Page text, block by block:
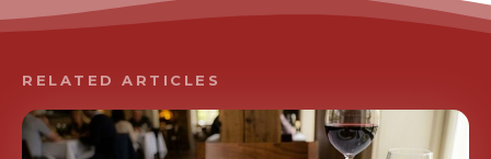
RELATED ARTICLES